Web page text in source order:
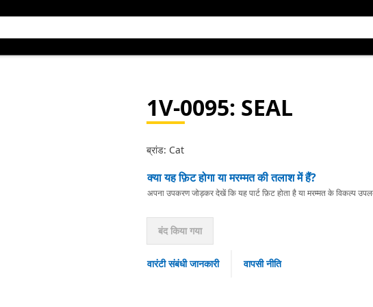
1V-0095: SEAL
ब्रांड: Cat
क्या यह फ़िट होगा या मरम्मत की तलाश में हैं?
अपना उपकरण जोड़कर देखें कि यह पार्ट फ़िट होता है या मरम्मत के विकल्प
बंद किया गया
वारंटी संबंधी जानकारी वापसी नीति